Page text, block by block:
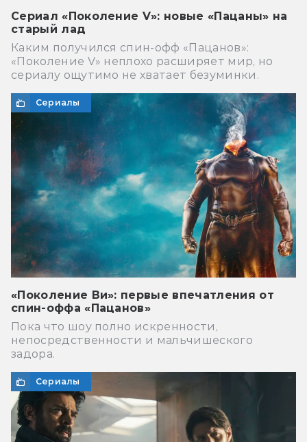
Сериал «Поколение V»: новые «Пацаны» на
старый лад
Каким получился спин-офф «Пацанов»:
«Поколение V» неплохо расширяет мир, но
сериалу ощутимо не хватает безуминки.
Сериалы
«Поколение Ви»: первые впечатления от
спин-оффа «Пацанов»
Пока что шоу полно искренности,
непосредственности и мальчишеского
задора.
Сериалы